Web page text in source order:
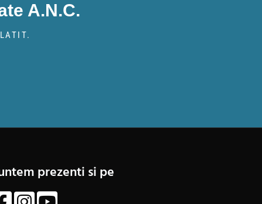
A.N.C.
prezenti si pe